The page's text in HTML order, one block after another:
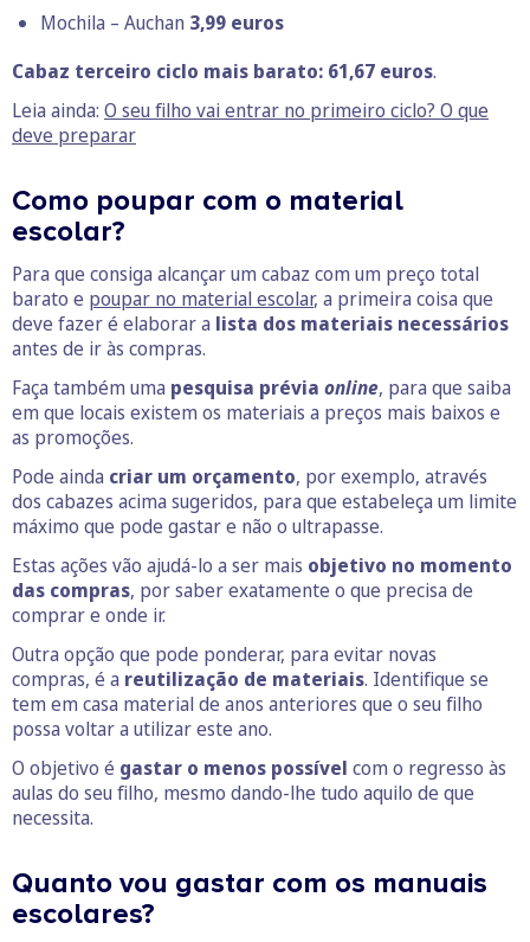
Mochila – Auchan 3,99 euros
Cabaz terceiro ciclo mais barato: 61,67 euros.
Leia ainda: O seu filho vai entrar no primeiro ciclo? O que
deve preparar
Como poupar com o material
escolar?
Para que consiga alcançar um cabaz com um preço total
barato e poupar no material escolar, a primeira coisa que
deve fazer é elaborar a lista dos materiais necessários
antes de ir às compras.
Faça também uma pesquisa prévia online, para que saiba
em que locais existem os materiais a preços mais baixos e
as promoções.
Pode ainda criar um orçamento, por exemplo, através
dos cabazes acima sugeridos, para que estabeleça um limite
máximo que pode gastar e não o ultrapasse.
Estas ações vão ajudá-lo a ser mais objetivo no momento
das compras, por saber exatamente o que precisa de
comprar e onde ir.
Outra opção que pode ponderar, para evitar novas
compras, é a reutilização de materiais. Identifique se
tem em casa material de anos anteriores que o seu filho
possa voltar a utilizar este ano.
O objetivo é gastar o menos possível com o regresso às
aulas do seu filho, mesmo dando-lhe tudo aquilo de que
necessita.
Quanto vou gastar com os manuais
escolares?